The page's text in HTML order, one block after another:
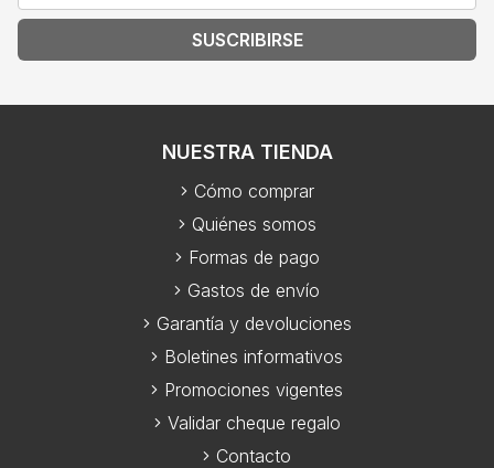
SUSCRIBIRSE
NUESTRA TIENDA
Cómo comprar
Quiénes somos
Formas de pago
Gastos de envío
Garantía y devoluciones
Boletines informativos
Promociones vigentes
Validar cheque regalo
Contacto